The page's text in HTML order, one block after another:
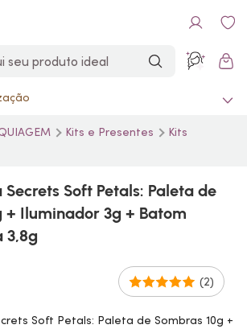
Kits e Presentes
Kits
Soft Petals: Paleta de
+ Iluminador 3g + Batom
3,8g
(2)